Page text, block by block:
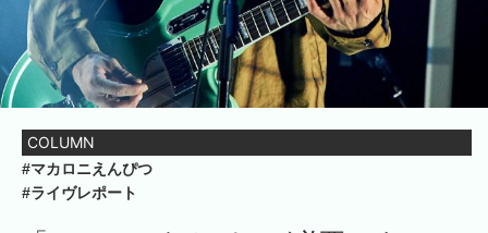
COLUMN
#マカロニえんぴつ
#ライヴレポート